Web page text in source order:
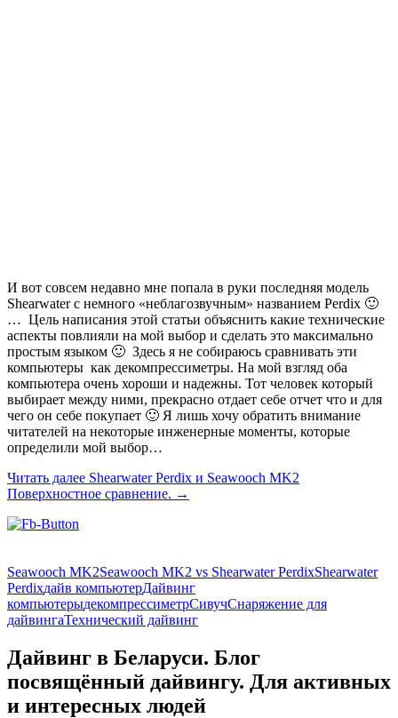
И вот совсем недавно мне попала в руки последняя модель
Shearwater с немного «неблагозвучным» названием Perdix 🙂
… Цель написания этой статьи объяснить какие технические
аспекты повлияли на мой выбор и сделать это максимально
простым языком 🙂 Здесь я не собираюсь сравнивать эти
компьютеры как декомпрессиметры. На мой взгляд оба
компьютера очень хороши и надежны. Тот человек который
выбирает между ними, прекрасно отдает себе отчет что и для
чего он себе покупает 🙂 Я лишь хочу обратить внимание
читателей на некоторые инженерные моменты, которые
определили мой выбор…
Читать далее Shearwater Perdix и Seawooch MK2
Поверхностное сравнение. →
Seawooch MK2Seawooch MK2 vs Shearwater PerdixShearwater
Perdixдайв компьютерДайвинг
компьютерыдекомпрессиметрСивучСнаряжение для
дайвингаТехнический дайвинг
Дайвинг в Беларуси. Блог
посвящённый дайвингу. Для активных
и интересных людей